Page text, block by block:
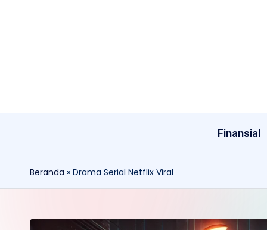
Finansial
Beranda » Drama Serial Netflix Viral